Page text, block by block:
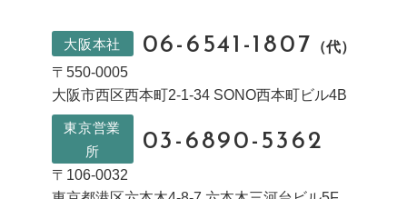
大阪本社 06-6541-1807 （代）
〒550-0005
大阪市西区西本町2-1-34 SONO西本町ビル4B
東京営業
所
03-6890-5362
〒106-0032